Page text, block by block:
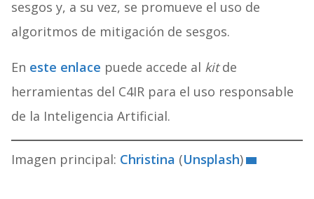
sesgos y, a su vez, se promueve el uso de
algoritmos de mitigación de sesgos.
En este enlace puede accede al kitde
herramientas del C4IR para el uso responsable
de la Inteligencia Artificial.
Imagen principal: Christina (Unsplash)